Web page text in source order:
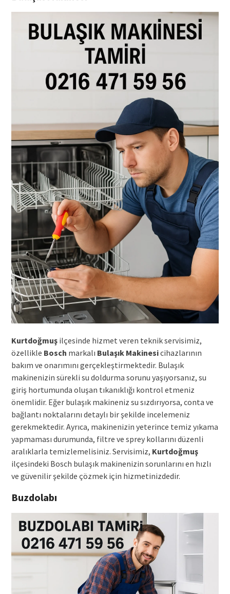
Kurtdoğmuşilçesinde hizmet veren teknik servisimiz,
özellikle Bosch markalı Bulaşık Makinesicihazlarının
bakım ve onarımını gerçekleştirmektedir. Bulaşık
makinenizin sürekli su doldurma sorunu yaşıyorsanız, su
giriş hortumunda oluşan tıkanıklığı kontrol etmeniz
önemlidir. Eğer bulaşık makineniz su sızdırıyorsa, conta ve
bağlantı noktalarını detaylı bir şekilde incelemeniz
gerekmektedir. Ayrıca, makinenizin yeterince temiz yıkama
yapmaması durumunda, filtre ve sprey kollarını düzenli
aralıklarla temizlemelisiniz. Servisimiz, Kurtdoğmuş
ilçesindeki Bosch bulaşık makinenizin sorunlarını en hızlı
ve güvenilir şekilde çözmek için hizmetinizdedir.
Buzdolabı